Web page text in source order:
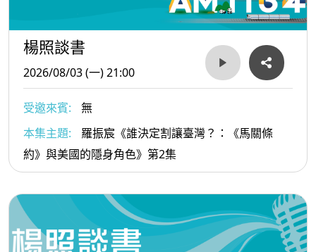
楊照談書
2026/08/03 (一) 21:00
受邀來賓:
無
本集主題:
羅振宸《誰決定割讓臺灣？：《馬關條
約》與美國的隱身角色》第2集